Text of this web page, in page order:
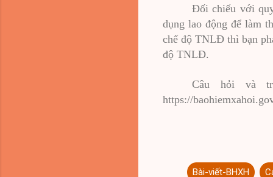
Đối chiếu với
dụng lao động để làm
chế độ TNLĐ thì bạn
độ TNLĐ.
Câu hỏi và
https://
Bài-viết-BHXH